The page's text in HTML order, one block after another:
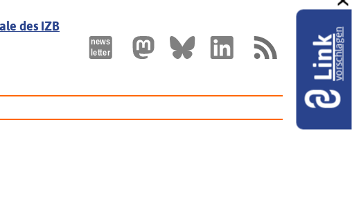
des IZB
Linkvorschlagen